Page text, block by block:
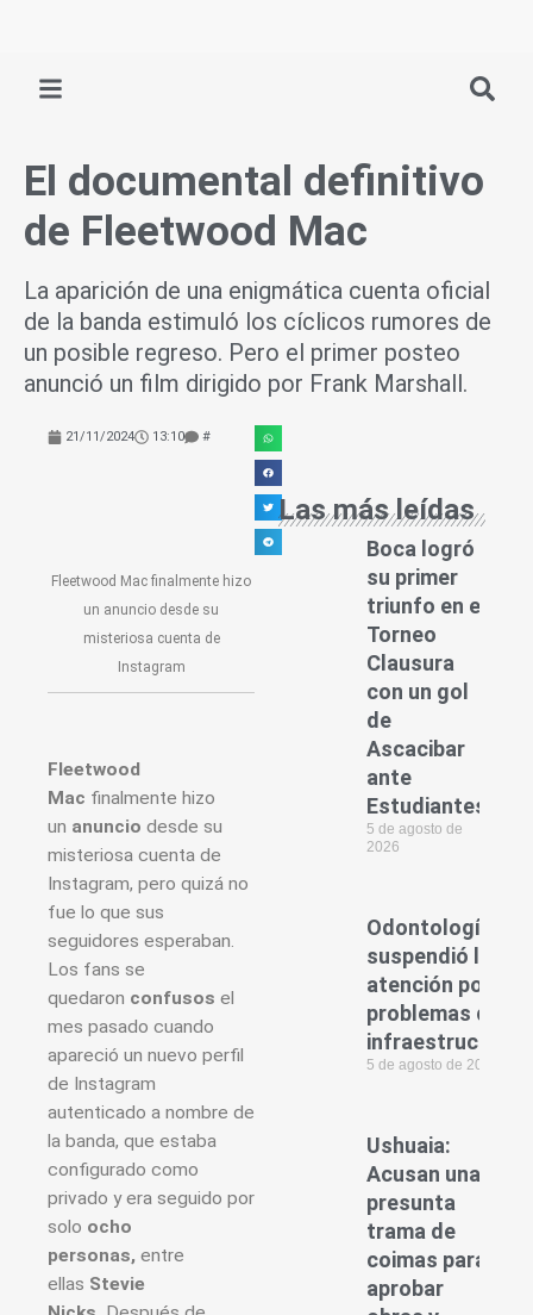
El documental definitivo
de Fleetwood Mac
La aparición de una enigmática cuenta oficial
de la banda estimuló los cíclicos rumores de
un posible regreso. Pero el primer posteo
anunció un film dirigido por Frank Marshall.
21/11/2024 13:10 #
Fleetwood Mac finalmente hizo
un anuncio desde su
misteriosa cuenta de
Instagram
Fleetwood
Mac finalmente hizo
un anuncio desde su
misteriosa cuenta de
Instagram, pero quizá no
fue lo que sus
seguidores esperaban.
Los fans se
quedaron confusos el
mes pasado cuando
apareció un nuevo perfil
de Instagram
autenticado a nombre de
la banda, que estaba
configurado como
privado y era seguido por
solo ocho
personas, entre
ellas Stevie
Las más leídas
Boca logró
su primer
triunfo en el
Torneo
Clausura
con un gol
de
Ascacibar
ante
Estudiantes
5 de agosto de
2026
Odontología
suspendió la
atención por
problemas de
infraestructura
5 de agosto de 2026
Ushuaia:
Acusan una
presunta
trama de
coimas para
aprobar